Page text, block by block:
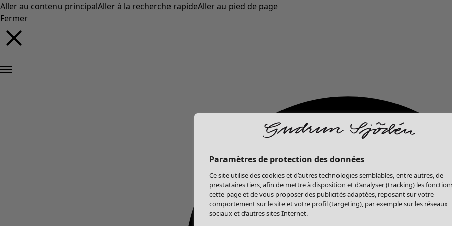
Aller au contenu principalAller à la recherche rapideAller au pied de page
Fermer
Paramètres de protection des données
Ce site utilise des cookies et d’autres technologies semblables, entre autres, de
prestataires tiers, afin de mettre à disposition et d’analyser (tracking) les
cette page et de vous proposer des publicités adaptées, reposant sur votre
comportement sur le site et votre profil (targeting), par exemple sur les réseaux
sociaux et d’autres sites Internet.